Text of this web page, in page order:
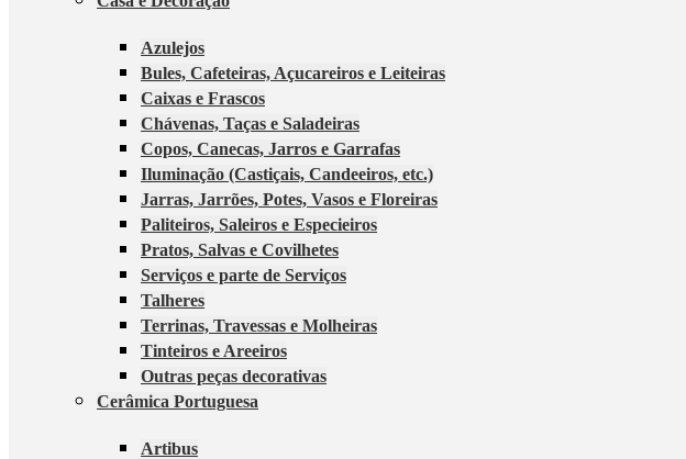
Azulejos
Bules, Cafeteiras, Açucareiros e Leiteiras
Caixas e Frascos
Chávenas, Taças e Saladeiras
Copos, Canecas, Jarros e Garrafas
Iluminação (Castiçais, Candeeiros, etc.)
Jarras, Jarrões, Potes, Vasos e Floreiras
Paliteiros, Saleiros e Especieiros
Pratos, Salvas e Covilhetes
Serviços e parte de Serviços
Talheres
Terrinas, Travessas e Molheiras
Tinteiros e Areeiros
Outras peças decorativas
Cerâmica Portuguesa
Artibus